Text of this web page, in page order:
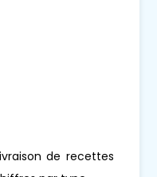
de recettes